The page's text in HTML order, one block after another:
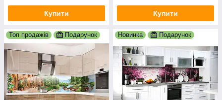
Купити Купити
Топ продажів Подарунок Новинка Подарунок